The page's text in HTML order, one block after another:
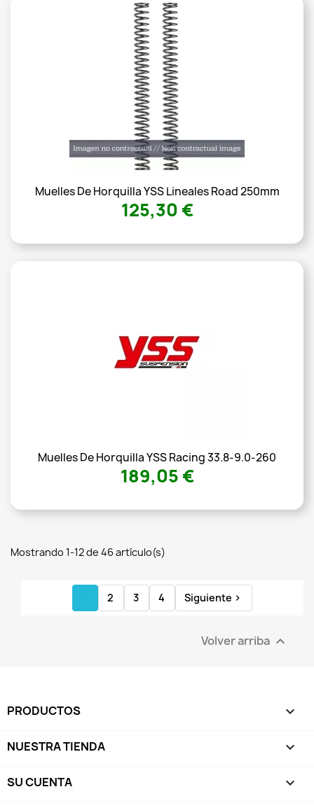
Muelles De Horquilla YSS Lineales Road 250mm
125,30 €
Muelles De Horquilla YSS Racing 33.8-9.0-260
189,05 €
Mostrando 1-12 de 46 artículo(s)
2 3 4 Siguiente 
Volver arriba 
PRODUCTOS 
NUESTRA TIENDA 
SU CUENTA 